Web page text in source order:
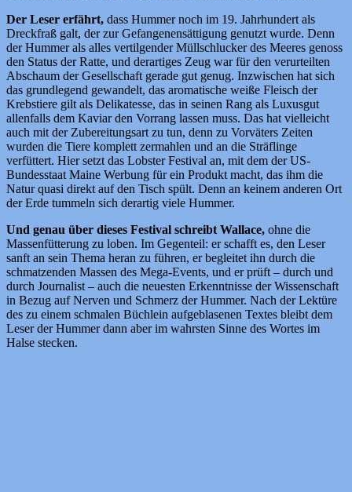
Der Leser erfährt, dass Hummer noch im 19. Jahrhundert als
Dreckfraß galt, der zur Gefangenensättigung genutzt wurde. Denn
der Hummer als alles vertilgender Müllschlucker des Meeres genoss
den Status der Ratte, und derartiges Zeug war für den verurteilten
Abschaum der Gesellschaft gerade gut genug. Inzwischen hat sich
das grundlegend gewandelt, das aromatische weiße Fleisch der
Krebstiere gilt als Delikatesse, das in seinen Rang als Luxusgut
allenfalls dem Kaviar den Vorrang lassen muss. Das hat vielleicht
auch mit der Zubereitungsart zu tun, denn zu Vorväters Zeiten
wurden die Tiere komplett zermahlen und an die Sträflinge
verfüttert. Hier setzt das Lobster Festival an, mit dem der US-
Bundesstaat Maine Werbung für ein Produkt macht, das ihm die
Natur quasi direkt auf den Tisch spült. Denn an keinem anderen Ort
der Erde tummeln sich derartig viele Hummer.
Und genau über dieses Festival schreibt Wallace, ohne die
Massenfütterung zu loben. Im Gegenteil: er schafft es, den Leser
sanft an sein Thema heran zu führen, er begleitet ihn durch die
schmatzenden Massen des Mega-Events, und er prüft – durch und
durch Journalist – auch die neuesten Erkenntnisse der Wissenschaft
in Bezug auf Nerven und Schmerz der Hummer. Nach der Lektüre
des zu einem schmalen Büchlein aufgeblasenen Textes bleibt dem
Leser der Hummer dann aber im wahrsten Sinne des Wortes im
Halse stecken.